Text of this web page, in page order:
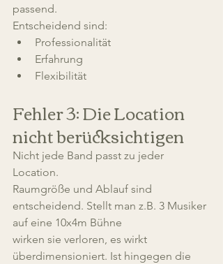
passend.
Entscheidend sind:
Professionalität
Erfahrung
Flexibilität
Fehler 3: Die Location
nicht berücksichtigen
Nicht jede Band passt zu jeder
Location.
Raumgröße und Ablauf sind
entscheidend. Stellt man z.B. 3 Musiker
auf eine 10x4m Bühne
wirken sie verloren, es wirkt
überdimensioniert. Ist hingegen die